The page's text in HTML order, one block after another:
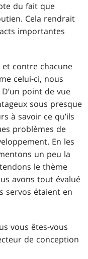
du fait que
Cela rendrait
importantes
contre chacune
celui-ci, nous
point de vue
sous presque
à savoir ce qu’ils
problèmes de
En les
un peu la
le thème
avons tout évalué
servos étaient en
vous êtes-vous
de conception